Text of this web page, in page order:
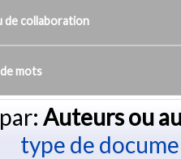
de collaboration
mots
Auteurs ou
type de